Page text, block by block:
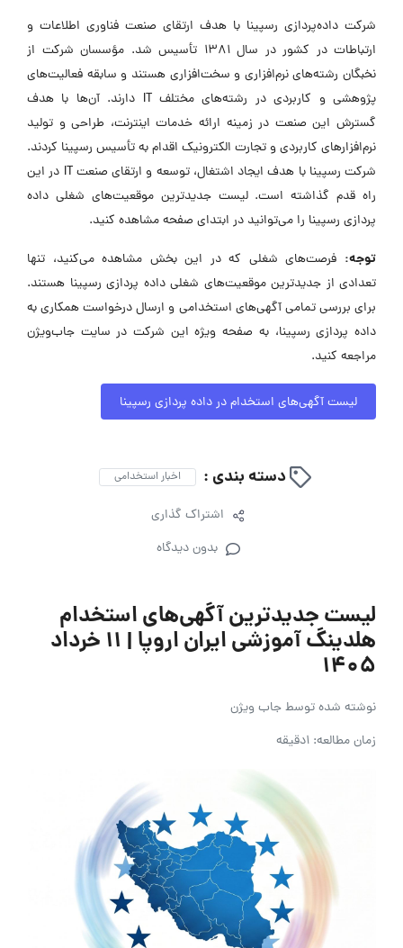
شرکت داده‌پردازی رسپینا با هدف ارتقای صنعت فناوری اطلاعات و
ارتباطات در کشور در سال ۱۳۸۱ تأسیس شد. مؤسسان شرکت از
نخبگان رشته‌های نرم‌افزاری و سخت‌افزاری هستند و سابقه فعالیت‌های
پژوهشی و کاربردی در رشته‌های مختلف IT دارند. آن‌ها با هدف
گسترش این صنعت در زمینه ارائه خدمات اینترنت، طراحی و تولید
نرم‌افزارهای کاربردی و تجارت الکترونیک اقدام به تأسیس رسپینا کردند.
شرکت رسپینا با هدف ایجاد اشتغال، توسعه و ارتقای صنعت IT در این
راه قدم گذاشته است. لیست جدیدترین موقعیت‌های شغلی داده
پردازی رسپینا را می‌توانید در ابتدای صفحه مشاهده کنید.
توجه: فرصت‌های شغلی که در این بخش مشاهده می‌کنید، تنها
تعدادی از جدیدترین موقعیت‌های شغلی داده پردازی رسپینا هستند.
برای بررسی تمامی آگهی‌های استخدامی و ارسال درخواست همکاری به
داده پردازی رسپینا، به صفحه ویژه این شرکت در سایت جاب‌ویژن
مراجعه کنید.
لیست آگهی‌های استخدام در داده پردازی رسپینا
دسته بندی : اخبار استخدامی
اشتراک گذاری
بدون دیدگاه
لیست جدیدترین آگهی‌های استخدام
هلدینگ آموزشی ایران اروپا | ۱۱ خرداد
۱۴۰۵
نوشته شده توسطجاب ویژن
زمان مطالعه: 1دقیقه